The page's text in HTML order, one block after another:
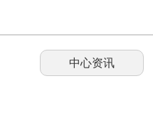
中心资讯